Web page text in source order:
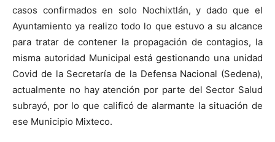
casos confirmados en solo Nochixtlán, y dado que el
Ayuntamiento ya realizo todo lo que estuvo a su alcance
para tratar de contener la propagación de contagios, la
misma autoridad Municipal está gestionando una unidad
Covid de la Secretaría de la Defensa Nacional (Sedena),
actualmente no hay atención por parte del Sector Salud
subrayó, por lo que calificó de alarmante la situación de
ese Municipio Mixteco.